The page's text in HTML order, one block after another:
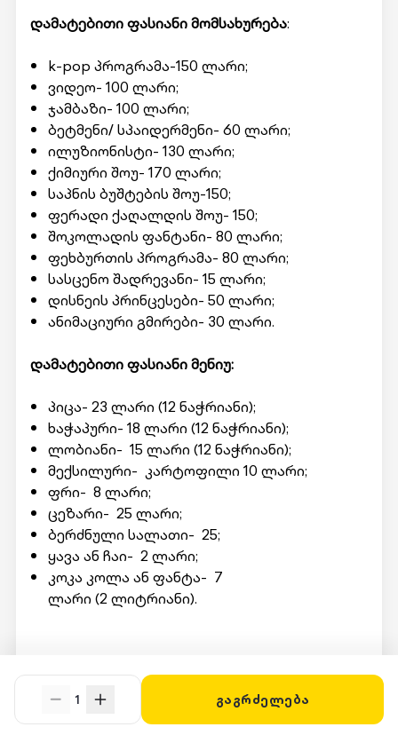
დამატებითი ფასიანი მომსახურება:
k-pop პროგრამა-150 ლარი;
ვიდეო- 100 ლარი;
ჯამბაზი- 100 ლარი;
ბეტმენი/ სპაიდერმენი- 60 ლარი;
ილუზიონისტი- 130 ლარი;
ქიმიური შოუ- 170 ლარი;
საპნის ბუშტების შოუ-150;
ფერადი ქაღალდის შოუ- 150;
შოკოლადის ფანტანი- 80 ლარი;
ფეხბურთის პროგრამა- 80 ლარი;
სასცენო შადრევანი- 15 ლარი;
დისნეის პრინცესები- 50 ლარი;
ანიმაციური გმირები- 30 ლარი.
დამატებითი ფასიანი მენიუ:
პიცა- 23 ლარი (12 ნაჭრიანი);
ხაჭაპური- 18 ლარი (12 ნაჭრიანი);
ლობიანი- 15 ლარი (12 ნაჭრიანი);
მექსილური- კარტოფილი 10 ლარი;
ფრი- 8 ლარი;
ცეზარი- 25 ლარი;
ბერძნული სალათი- 25;
ყავა ან ჩაი- 2 ლარი;
კოკა კოლა ან ფანტა- 7
ლარი (2 ლიტრიანი).
წარადგინოთ Swooper Code
1 გაგრძელება